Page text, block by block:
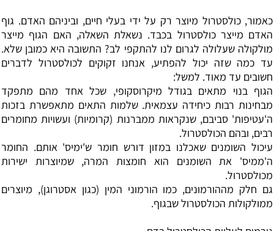
כאמור, כולסטרול מיוצר רק על ידי בעלי חיים, וביניהם האדם. גוף
האדם מייצר כולסטרול בכבד. נשאלת השאלה, האם הגוף מייצר
מולקולה שעלולה לגרום לנו להתקפי לב? התשובה היא כמובן שלא.
עד כמה שזה יכול להפתיע, אנחנו זקוקים לכולסטרול לדברים
חשובים עד מאוד. למשל:
הגוף בנוי מתאים בגודל מיקרוסקופי, שכל אחד מהם מתפקד
מבחינות רבות כיחידה עצמאית. שלמות התאים מתאפשרת בזכות
ה'עטיפות' סביבם, שנקראות ממברנות (קרומיות) ועשויות מחומרים
רבים, ובהם הכולסטרול.
עיכול השומנים שאכלנו במזון דורש חומר ש'ימיס' אותם. החומר
ה'ממיס' את השומנים הוא חומצות המרה, שמיוצרות ישירות
מכולסטרול.
גם חלק מההורמונים, כמו הורמוני המין (כגון אסטרוגן), מיוצרים
ממולקולות הכולסטרול שבגוף.